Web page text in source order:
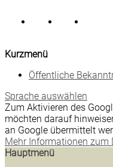
Kurzmenü
Öffentliche
Sprache auswählen
Zum Aktivieren des
möchten darauf
an Google übermittelt
Mehr Informationen zum
Hauptmenü